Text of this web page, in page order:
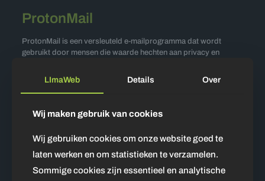
ProtonMail
ProtonMail is een versleuteld e-mailprogramma dat wordt
gebruikt door mensen die waarde hechten aan privacy en
ProtonMail is dat je geen e-mails kunt versturen. Om dit
Roundcube
Roundcube is een open-source webmail oplossing die kan
worden geïntegreerd in verschillende e-mailprogramma’s. Een
veelvoorkomend probleem bij Roundcube is dat je e-mails niet
kunt openen of lezen. Controleer in dit geval of je de nieuwste
LImaWeb Details Over
Wij maken gebruik van cookies
Wij gebruiken cookies om onze website goed te
laten werken en om statistieken te verzamelen.
Sommige cookies zijn essentieel en analytische